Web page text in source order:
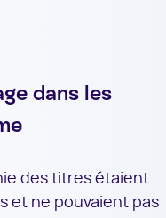
dans les
des titres étaient
et ne pouvaient pas